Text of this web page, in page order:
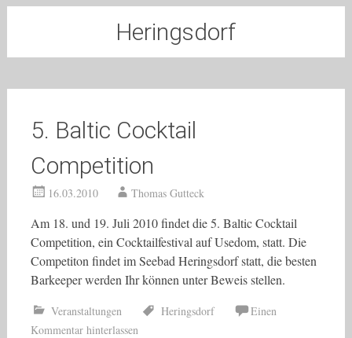
Heringsdorf
5. Baltic Cocktail
Competition
16.03.2010 Thomas Gutteck
Am 18. und 19. Juli 2010 findet die 5. Baltic Cocktail
Competition, ein Cocktailfestival auf Usedom, statt. Die
Competiton findet im Seebad Heringsdorf statt, die besten
Barkeeper werden Ihr können unter Beweis stellen.
Veranstaltungen Heringsdorf
Einen
Kommentar hinterlassen